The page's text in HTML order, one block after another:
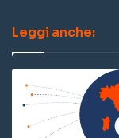
Leggi anche: